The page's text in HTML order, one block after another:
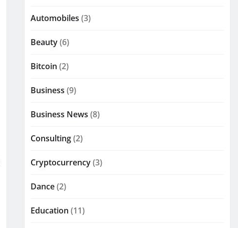
Automobiles (3)
Beauty(6)
Bitcoin (2)
Business (9)
Business News (8)
Consulting(2)
Cryptocurrency(3)
Dance(2)
Education (11)